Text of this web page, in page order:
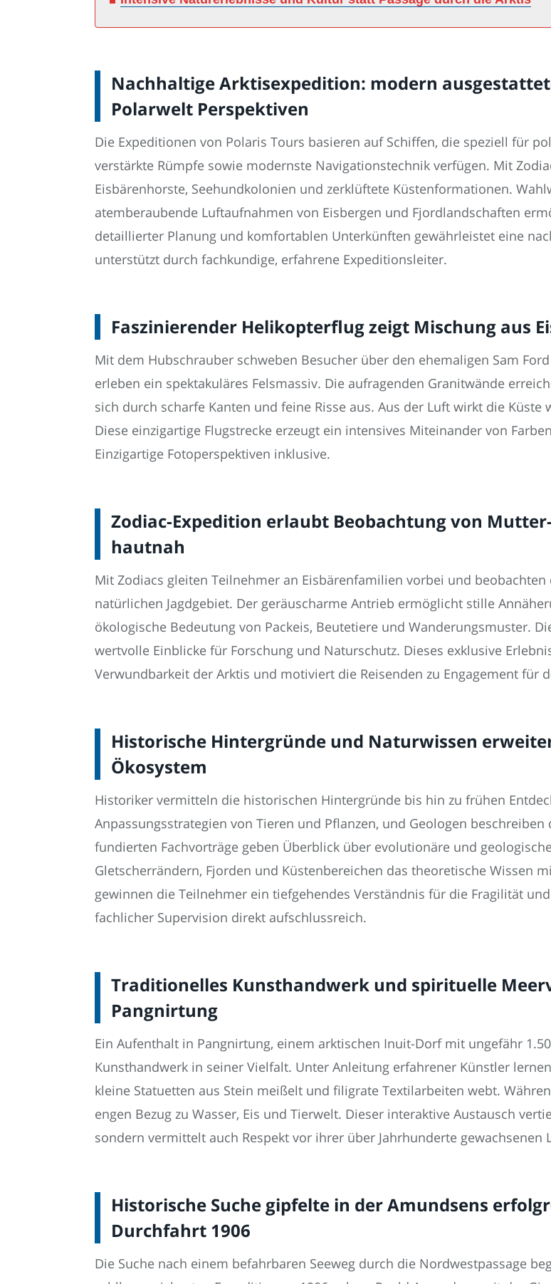
Nachhaltige Arktisexpedition: modern
Polarwelt Perspektiven
Die Expeditionen von Polaris Tours basieren auf Schiffen, die speziell für
verstärkte Rümpfe sowie modernste Navigationstechnik verfügen. Mit
Eisbärenhorste, Seehundkolonien und zerklüftete Küstenformationen.
atemberaubende Luftaufnahmen von Eisbergen und Fjordlandschaften
detaillierter Planung und komfortablen Unterkünften gewährleistet eine
unterstützt durch fachkundige, erfahrene Expeditionsleiter.
Faszinierender Helikopterflug zeigt Mischung aus
Mit dem Hubschrauber schweben Besucher über den ehemaligen Sam
erleben ein spektakuläres Felsmassiv. Die aufragenden Granitwände
sich durch scharfe Kanten und feine Risse aus. Aus der Luft wirkt die
Diese einzigartige Flugstrecke erzeugt ein intensives Miteinander von
Einzigartige Fotoperspektiven inklusive.
Zodiac-Expedition erlaubt Beobachtung von
hautnah
Mit Zodiacs gleiten Teilnehmer an Eisbärenfamilien vorbei und
natürlichen Jagdgebiet. Der geräuscharme Antrieb ermöglicht stille
ökologische Bedeutung von Packeis, Beutetiere und Wanderungsmuster.
wertvolle Einblicke für Forschung und Naturschutz. Dieses exklusive
Verwundbarkeit der Arktis und motiviert die Reisenden zu Engagement für
Historische Hintergründe und Naturwissen
Ökosystem
Historiker vermitteln die historischen Hintergründe bis hin zu frühen
Anpassungsstrategien von Tieren und Pflanzen, und Geologen
fundierten Fachvorträge geben Überblick über evolutionäre und
Gletscherrändern, Fjorden und Küstenbereichen das theoretische Wissen
gewinnen die Teilnehmer ein tiefgehendes Verständnis für die Fragilität
fachlicher Supervision direkt aufschlussreich.
Traditionelles Kunsthandwerk und spirituelle
Pangnirtung
Ein Aufenthalt in Pangnirtung, einem arktischen Inuit-Dorf mit ungefähr
Kunsthandwerk in seiner Vielfalt. Unter Anleitung erfahrener Künstler
kleine Statuetten aus Stein meißelt und filigrate Textilarbeiten webt.
engen Bezug zu Wasser, Eis und Tierwelt. Dieser interaktive Austausch
sondern vermittelt auch Respekt vor ihrer über Jahrhunderte gewachsenen
Historische Suche gipfelte in der Amundsens
Durchfahrt 1906
Die Suche nach einem befahrbaren Seeweg durch die Nordwestpassage